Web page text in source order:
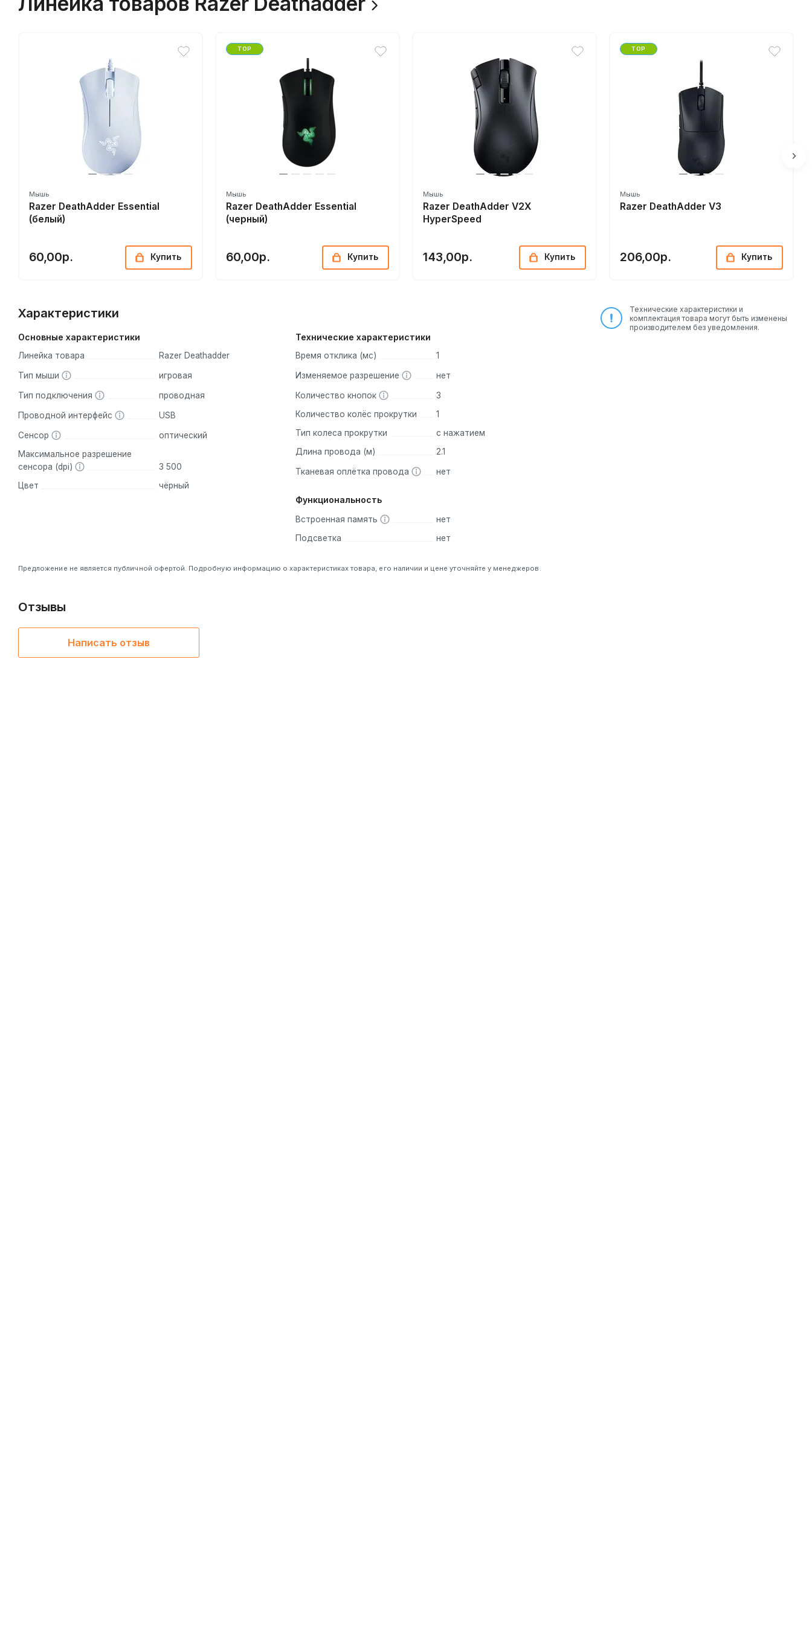
Мышь
Razer DeathAdder Essential
(белый)
60,00р. Купить
TOP
Мышь
Razer DeathAdder Essential
(черный)
60,00р. Купить
Мышь
Razer DeathAdder V2X
HyperSpeed
143,00р. Купить
TOP
Мышь
Razer DeathAdder V3
206,00р. Купить
Характеристики
Основные характеристики
Линейка товара Razer Deathadder
Тип мыши игровая
Тип подключения проводная
Проводной интерфейс USB
Сенсор
оптический
Максимальное разрешение
сенсора (dpi)
3 500
Цвет
чёрный
Технические характеристики
Время отклика (мс) 1
Изменяемое разрешение нет
Количество кнопок
3
Количество колёс прокрутки
1
Тип колеса прокрутки
с нажатием
Длина провода (м)
2.1
Тканевая оплётка провода нет
Функциональность
Встроенная память
нет
Подсветка
нет
Предложение не является публичной офертой. Подробную информацию о характеристиках товара, его наличии и цене уточняйте у менеджеров.
Технические характеристики и
комплектация товара могут быть изменены
производителем без уведомления.
Отзывы
Написать отзыв